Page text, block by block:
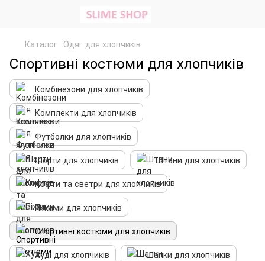
Каталог Одяг для хлопчиків
Спортивні костюми для хлопчиків
Комбінезони для хлопчиків
Комплекти для хлопчиків
Футболки для хлопчиків
Шорти для хлопчиків
Штани для хлопчиків
Кофти та светри для хлопчиків
Піжами для хлопчиків
Спортивні костюми для хлопчиків
Худі для хлопчиків
Шапки для хлопчиків